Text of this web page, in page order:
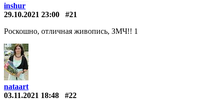
inshur
29.10.2021 23:00
#21
Роскошно, отличная живопись, ЗМЧ!! 1
nataart
03.11.2021 18:48
#22